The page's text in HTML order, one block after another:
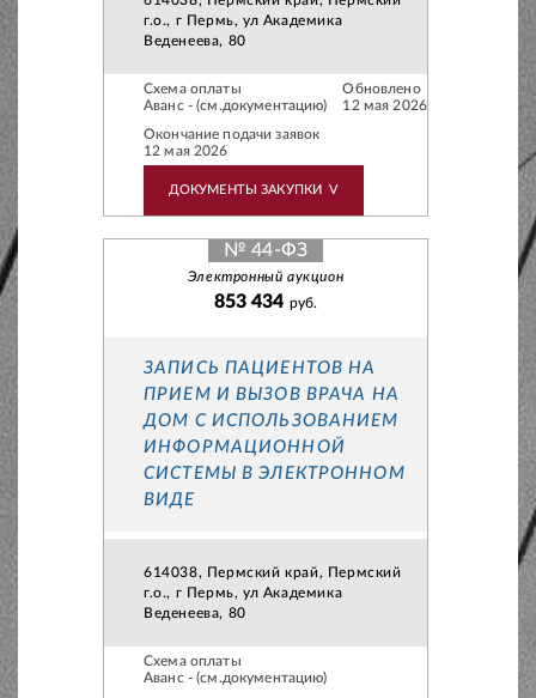
г.о., г Пермь, ул Академика
Веденеева, 80
Схема оплаты
Аванс - (см.документацию)
Обновлено
12 мая 2026
Окончание подачи заявок
12 мая 2026
ДОКУМЕНТЫ ЗАКУПКИ V
№ 44-ФЗ
Электронный аукцион
853 434 руб.
ЗАПИСЬ ПАЦИЕНТОВ НА
ПРИЕМ И ВЫЗОВ ВРАЧА НА
ДОМ С ИСПОЛЬЗОВАНИЕМ
ИНФОРМАЦИОННОЙ
СИСТЕМЫ В ЭЛЕКТРОННОМ
ВИДЕ
614038, Пермский край, Пермский
г.о., г Пермь, ул Академика
Веденеева, 80
Схема оплаты
Аванс - (см.документацию)